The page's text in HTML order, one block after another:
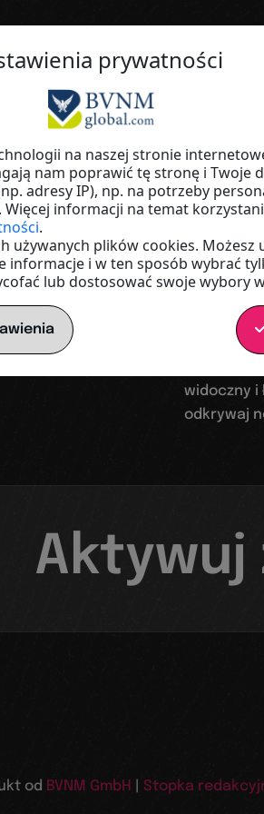
trampolina do
Stwórz
widoczny i
odkrywaj
Aktywuj
od BVNM GmbH Stopka
prywatności
na naszej stronie
nam poprawić tę stronę i Twoje
adresy IP), np. na potrzeby
informacji na temat
.
używanych plików cookies. Możesz
i w ten sposób wybrać
lub dostosować swoje wybory